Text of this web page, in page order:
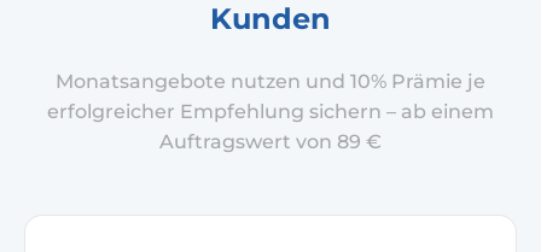
Kunden
Monatsangebote nutzen und 10% Prämie je
erfolgreicher Empfehlung sichern – ab einem
Auftragswert von 89 €